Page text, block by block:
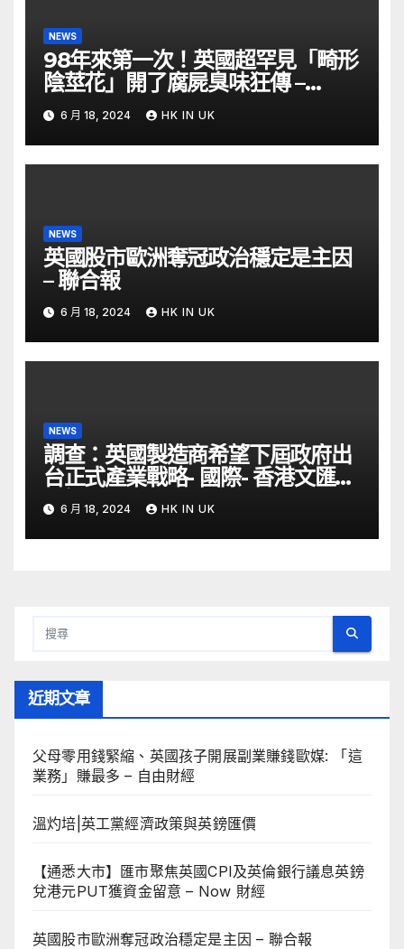
NEWS
98年來第一次！英國超罕見「畸形
陰莖花」開了腐屍臭味狂傳 –
ETtoday
6 月 18, 2024 HK IN UK
NEWS
英國股市歐洲奪冠政治穩定是主因
– 聯合報
6 月 18, 2024 HK IN UK
NEWS
調查：英國製造商希望下屆政府出
台正式產業戰略- 國際- 香港文匯網
– 文匯報
6 月 18, 2024 HK IN UK
近期文章
父母零用錢緊縮、英國孩子開展副業賺錢歐媒: 「這
業務」賺最多 – 自由財經
溫灼培|英工黨經濟政策與英鎊匯價
【通悉大市】匯市聚焦英國CPI及英倫銀行議息英鎊
兌港元PUT獲資金留意 – Now 財經
英國股市歐洲奪冠政治穩定是主因 – 聯合報